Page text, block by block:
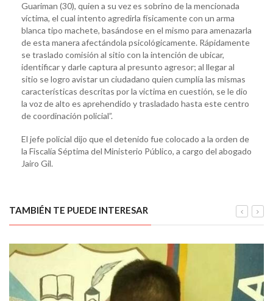
Guariman (30), quien a su vez es sobrino de la mencionada
víctima, el cual intento agredirla físicamente con un arma
blanca tipo machete, basándose en el mismo para amenazarla
de esta manera afectándola psicológicamente. Rápidamente
se traslado comisión al sitio con la intención de ubicar,
identificar y darle captura al presunto agresor; al llegar al
sitio se logro avistar un ciudadano quien cumplía las mismas
características descritas por la victima en cuestión, se le dio
la voz de alto es aprehendido y trasladado hasta este centro
de coordinación policial”.
El jefe policial dijo que el detenido fue colocado a la orden de
la Fiscalía Séptima del Ministerio Público, a cargo del abogado
Jairo Gil.
TAMBIÉN TE PUEDE INTERESAR